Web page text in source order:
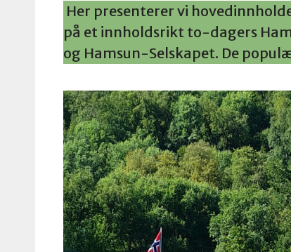
Her presenterer vi
på et innholdsrikt to-dagers
og Hamsun-Selskapet. De